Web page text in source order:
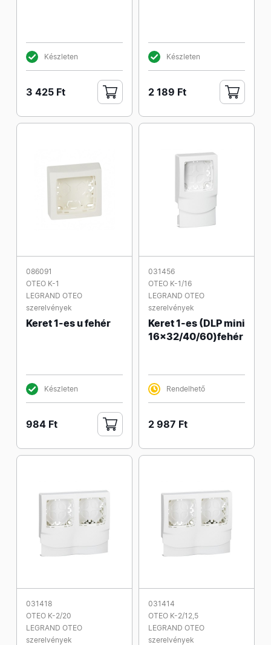
Készleten
3 425 Ft
Készleten
2 189 Ft
086091
OTEO K-1
LEGRAND OTEO
szerelvények
Keret 1-es u fehér
Készleten
984 Ft
031456
OTEO K-1/16
LEGRAND OTEO
szerelvények
Keret 1-es (DLP mini
16x32/40/60)fehér
Rendelhető
2 987 Ft
031418
OTEO K-2/20
LEGRAND OTEO
szerelvények
031414
OTEO K-2/12,5
LEGRAND OTEO
szerelvények